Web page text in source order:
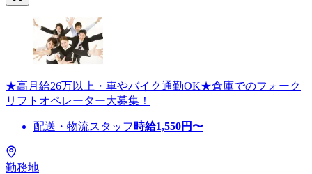
★高月給26万以上・車やバイク通勤OK★倉庫でのフォーク
リフトオペレーター大募集！
配送・物流スタッフ 時給1,550円〜
勤務地